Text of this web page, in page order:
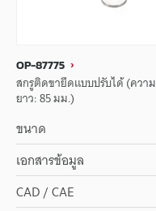
OP-87775
สกรูติดขายึดแบบปรับได้ (ความ
ยาว: 85 มม.)
ขนาด
เอกสารข้อมูล
CAD / CAE